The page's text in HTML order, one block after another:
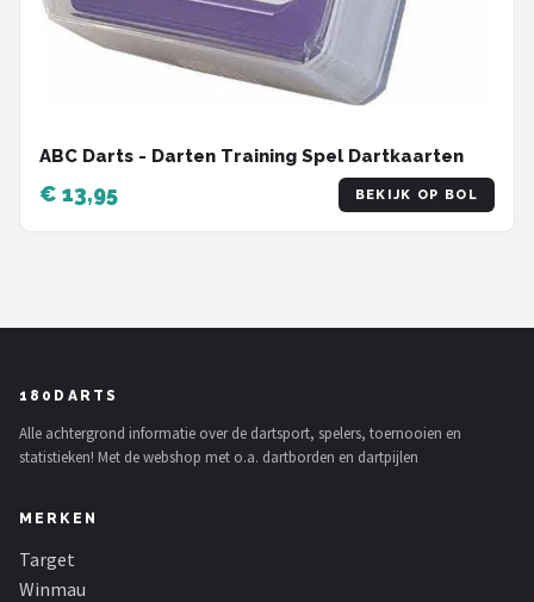
ABC Darts - Darten Training Spel Dartkaarten
€ 13,95 BEKIJK OP BOL
180DARTS
Alle achtergrond informatie over de dartsport, spelers, toernooien en
statistieken! Met de webshop met o.a. dartborden en dartpijlen
MERKEN
Target
Winmau